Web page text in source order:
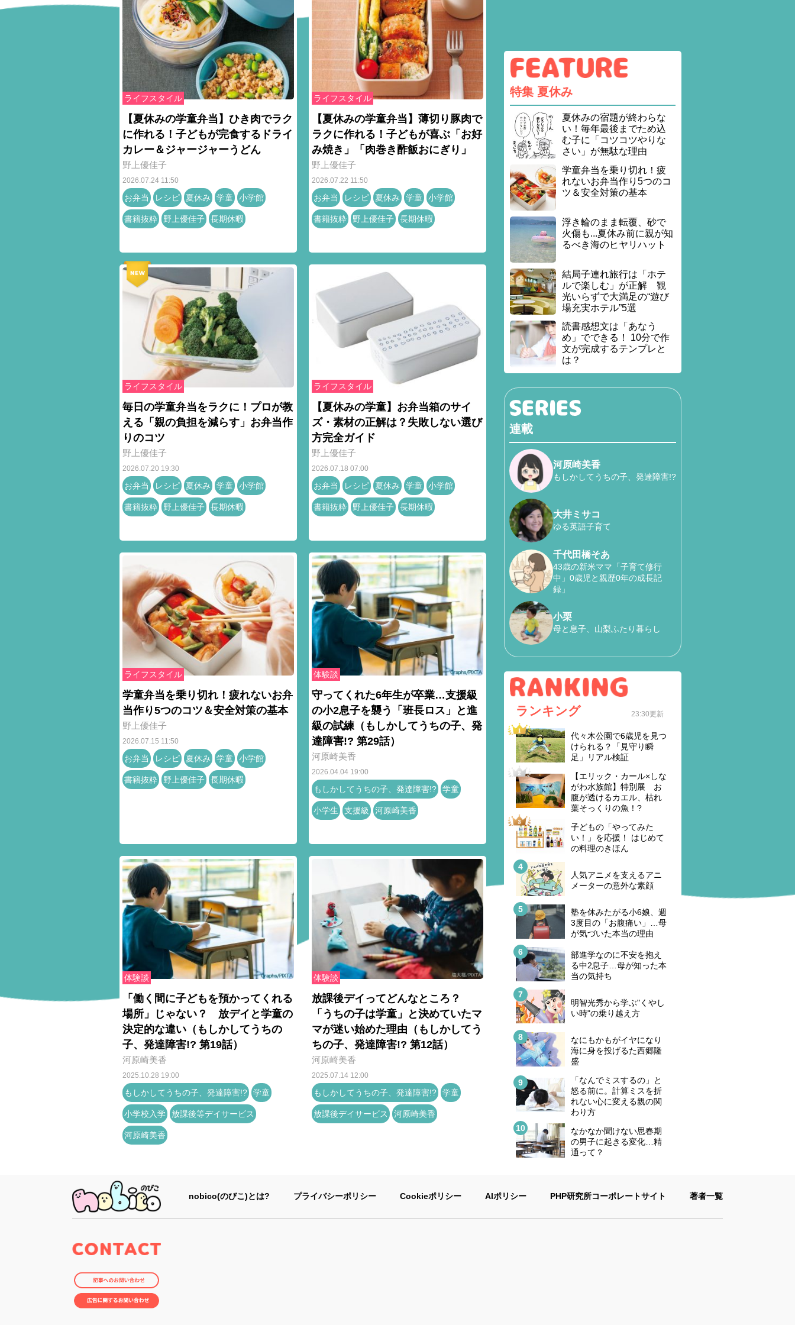
ライフスタイル
【夏休みの学童弁当】ひき肉でラク
に作れる！子どもが完食するドライ
カレー＆ジャージャーうどん
野上優佳子
2026.07.24 11:50
お弁当 レシピ 夏休み 学童 小学館
書籍抜粋 野上優佳子 長期休暇
ライフスタイル
【夏休みの学童弁当】薄切り豚肉で
ラクに作れる！子どもが喜ぶ「お好
み焼き」「肉巻き酢飯おにぎり」
野上優佳子
2026.07.22 11:50
お弁当 レシピ 夏休み 学童 小学館
書籍抜粋 野上優佳子 長期休暇
ライフスタイル
毎日の学童弁当をラクに！プロが教
える「親の負担を減らす」お弁当作
りのコツ
野上優佳子
2026.07.20 19:30
お弁当 レシピ 夏休み 学童 小学館
書籍抜粋 野上優佳子 長期休暇
ライフスタイル
【夏休みの学童】お弁当箱のサイ
ズ・素材の正解は？失敗しない選び
方完全ガイド
野上優佳子
2026.07.18 07:00
お弁当 レシピ 夏休み 学童 小学館
書籍抜粋 野上優佳子 長期休暇
ライフスタイル
学童弁当を乗り切れ！疲れないお弁
当作り5つのコツ＆安全対策の基本
野上優佳子
2026.07.15 11:50
お弁当 レシピ 夏休み 学童 小学館
書籍抜粋 野上優佳子 長期休暇
体験談
守ってくれた6年生が卒業…支援級
の小2息子を襲う「班長ロス」と進
級の試練（もしかしてうちの子、発
達障害!? 第29話）
河原崎美香
2026.04.04 19:00
もしかしてうちの子、発達障害!? 学童
小学生 支援級 河原崎美香
体験談
「働く間に子どもを預かってくれる
場所」じゃない？ 放デイと学童の
決定的な違い（もしかしてうちの
子、発達障害!? 第19話）
河原崎美香
2025.10.28 19:00
もしかしてうちの子、発達障害!? 学童
小学校入学 放課後等デイサービス
河原崎美香
体験談
放課後デイってどんなところ？
「うちの子は学童」と決めていたマ
マが迷い始めた理由（もしかしてう
ちの子、発達障害!? 第12話）
河原崎美香
2025.07.14 12:00
もしかしてうちの子、発達障害!? 学童
放課後デイサービス 河原崎美香
特集 夏休み
夏休みの宿題が終わらな
い！毎年最後までため込
む子に「コツコツやりな
さい」が無駄な理由
学童弁当を乗り切れ！疲
れないお弁当作り5つのコ
ツ＆安全対策の基本
浮き輪のまま転覆、砂で
火傷も...夏休み前に親が知
るべき海のヒヤリハット
結局子連れ旅行は「ホテ
ルで楽しむ」が正解 観
光いらずで大満足の“遊び
場充実ホテル”5選
読書感想文は「あなう
め」でできる！ 10分で作
文が完成するテンプレと
は？
連載
河原崎美香
もしかしてうちの子、発達障害!?
大井ミサコ
ゆる英語子育て
千代田橋そあ
43歳の新米ママ「子育て修行
中」0歳児と親歴0年の成長記
録」
小栗
母と息子、山梨ふたり暮らし
ランキング 23:30更新
代々木公園で6歳児を見つ
けられる？「見守り瞬
足」リアル検証
【エリック・カール×しな
がわ水族館】特別展 お
腹が透けるカエル、枯れ
葉そっくりの魚！?
子どもの「やってみた
い！」を応援！ はじめて
の料理のきほん
人気アニメを支えるアニ
メーターの意外な素顔
塾を休みたがる小6娘、週
3度目の「お腹痛い」…母
が気づいた本当の理由
部進学なのに不安を抱え
る中2息子…母が知った本
当の気持ち
明智光秀から学ぶ"くやし
い時"の乗り越え方
なにもかもがイヤになり
海に身を投げるた西郷隆
盛
「なんでミスするの」と
怒る前に。計算ミスを折
れない心に変える親の関
わり方
なかなか聞けない思春期
の男子に起きる変化…精
通って？
nobico(のびこ)とは? プライバシーポリシー Cookieポリシー AIポリシー PHP研究所コーポレートサイト 著者一覧